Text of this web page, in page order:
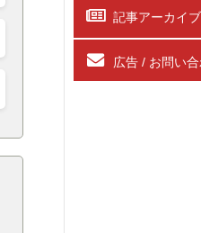
記事アーカイブ
広告 / お問い